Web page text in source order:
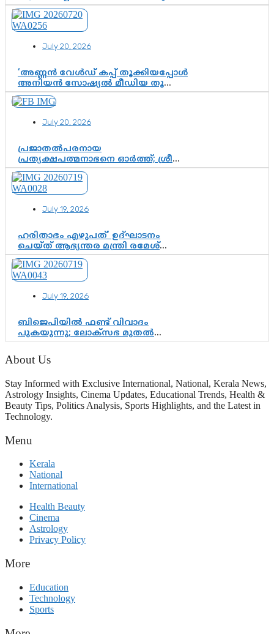
വി.ഡി. സതീശന് പൂർണ പിന്തുണ
July 20, 2026
‘അണ്ണൻ വേൾഡ് കപ്പ് തൂക്കിയപ്പോൾ
അനിയൻ സോഷ്യൽ മീഡിയ തൂക്കി’;
ലാമിൻ യമാലിന്റെ
കിരീടധാരണത്തിനിടെ
ചുണക്കുട്ടൻ
July 20, 2026
പ്രജാതൽപരനായ
പ്രത്യക്ഷപത്മനാഭനെ ഓർത്ത്; ശ്രീ
ചിത്തിര തിരുനാൾ മഹാരാജാവിന്റെ
35-ാം നാടുനീങ്ങൽ ദിനം ഇന്ന്
July 19, 2026
ഹരിതാഭം എഴുപത്’ ഉദ്ഘാടനം
ചെയ്ത് ആഭ്യന്തര മന്ത്രി രമേശ്
ചെന്നിത്തല; ആർ. ഹരികുമാറിന്റെ
സപ്തതി ആഘോഷങ്ങൾക്ക്
പ്രൗഢമായ തുടക്കം
July 19, 2026
ബിജെപിയിൽ ഫണ്ട് വിവാദം
പുകയുന്നു; ലോക്സഭ മുതൽ
നിയമസഭ വരെ 140 മണ്ഡലങ്ങളിലെ
ഫണ്ട് വിനിയോഗം
പരിശോധിക്കുമോ? കേന്ദ്രത്തിനും
ഘടകത്തോട് അതൃപ്തി
About Us
Stay Informed with Exclusive International, National, Kerala News,
Astrology Insights, Cinema Updates, Educational Trends, Health &
Beauty Tips, Politics Analysis, Sports Highlights, and the Latest in
Technology.
Menu
Kerala
National
International
Health Beauty
Cinema
Astrology
Privacy Policy
More
Education
Technology
Sports